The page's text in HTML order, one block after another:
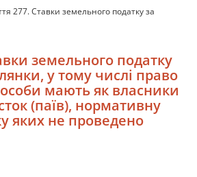
277. Ставки земельного податку за
земельного податку
у тому числі право
особи мають як власники
(паїв), нормативну
яких не проведено